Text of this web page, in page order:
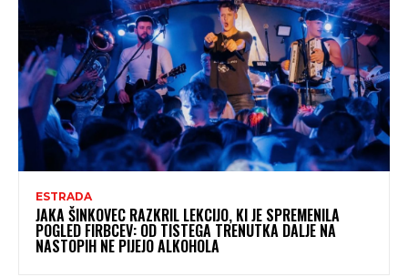
ESTRADA
JAKA ŠINKOVEC RAZKRIL LEKCIJO, KI JE SPREMENILA
POGLED FIRBCEV: OD TISTEGA TRENUTKA DALJE NA
NASTOPIH NE PIJEJO ALKOHOLA